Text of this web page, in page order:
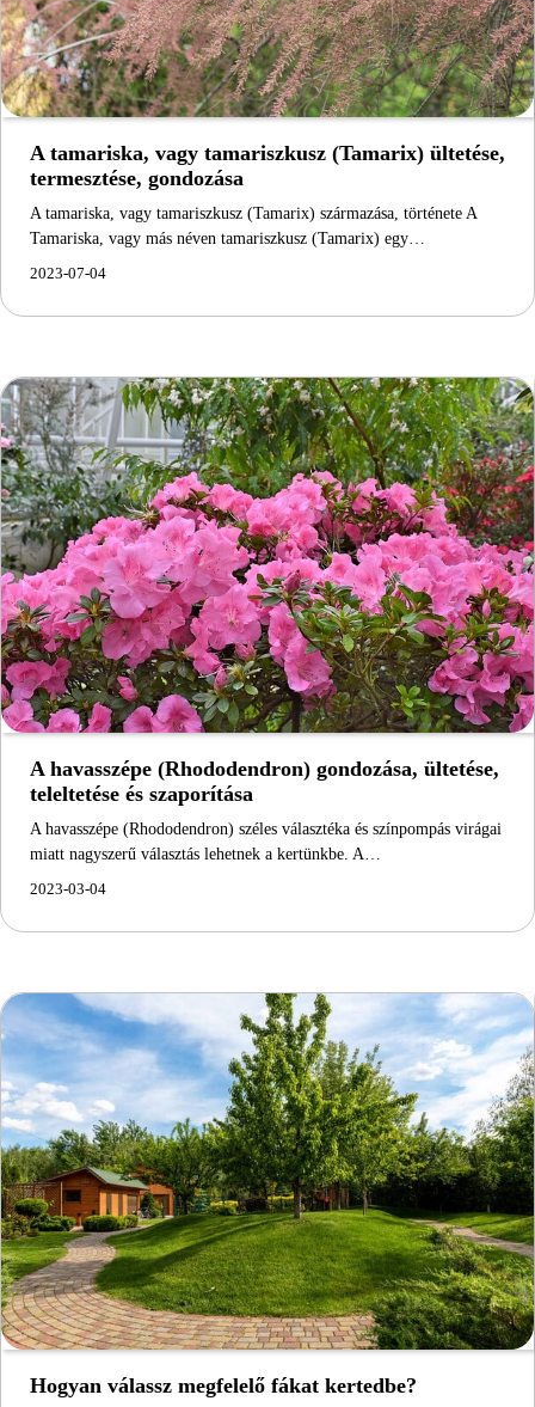
A tamariska, vagy tamariszkusz (Tamarix) ültetése,
termesztése, gondozása
A tamariska, vagy tamariszkusz (Tamarix) származása, története A
Tamariska, vagy más néven tamariszkusz (Tamarix) egy…
2023-07-04
A havasszépe (Rhododendron) gondozása, ültetése,
teleltetése és szaporítása
A havasszépe (Rhododendron) széles választéka és színpompás virágai
miatt nagyszerű választás lehetnek a kertünkbe. A…
2023-03-04
Hogyan válassz megfelelő fákat kertedbe?